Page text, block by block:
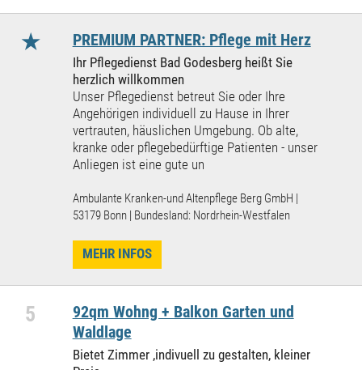
★ PREMIUM PARTNER: Pflege mit Herz
Ihr Pflegedienst Bad Godesberg heißt Sie
herzlich willkommen
Unser Pflegedienst betreut Sie oder Ihre
Angehörigen individuell zu Hause in Ihrer
vertrauten, häuslichen Umgebung. Ob alte,
kranke oder pflegebedürftige Patienten - unser
Anliegen ist eine gute un
Ambulante Kranken-und Altenpflege Berg GmbH |
53179 Bonn | Bundesland: Nordrhein-Westfalen
MEHR INFOS
5
92qm Wohng + Balkon Garten und
Waldlage
Bietet Zimmer ,indivuell zu gestalten, kleiner